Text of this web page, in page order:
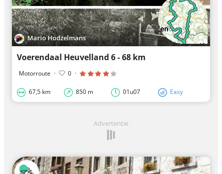
Mario Hodzelmans
Voerendaal Heuvelland 6 - 68 km
Motorroute · 0 ·
67,5 km 850 m 01u07 Easy
Advertentie